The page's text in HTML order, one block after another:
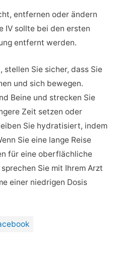
entfernen oder ändern
IV sollte bei den ersten
entfernt werden.
stellen Sie sicher, dass Sie
und sich bewegen.
Beine und strecken Sie
Zeit setzen oder
Sie hydratisiert, indem
Sie eine lange Reise
für eine oberflächliche
Sie mit Ihrem Arzt
einer niedrigen Dosis